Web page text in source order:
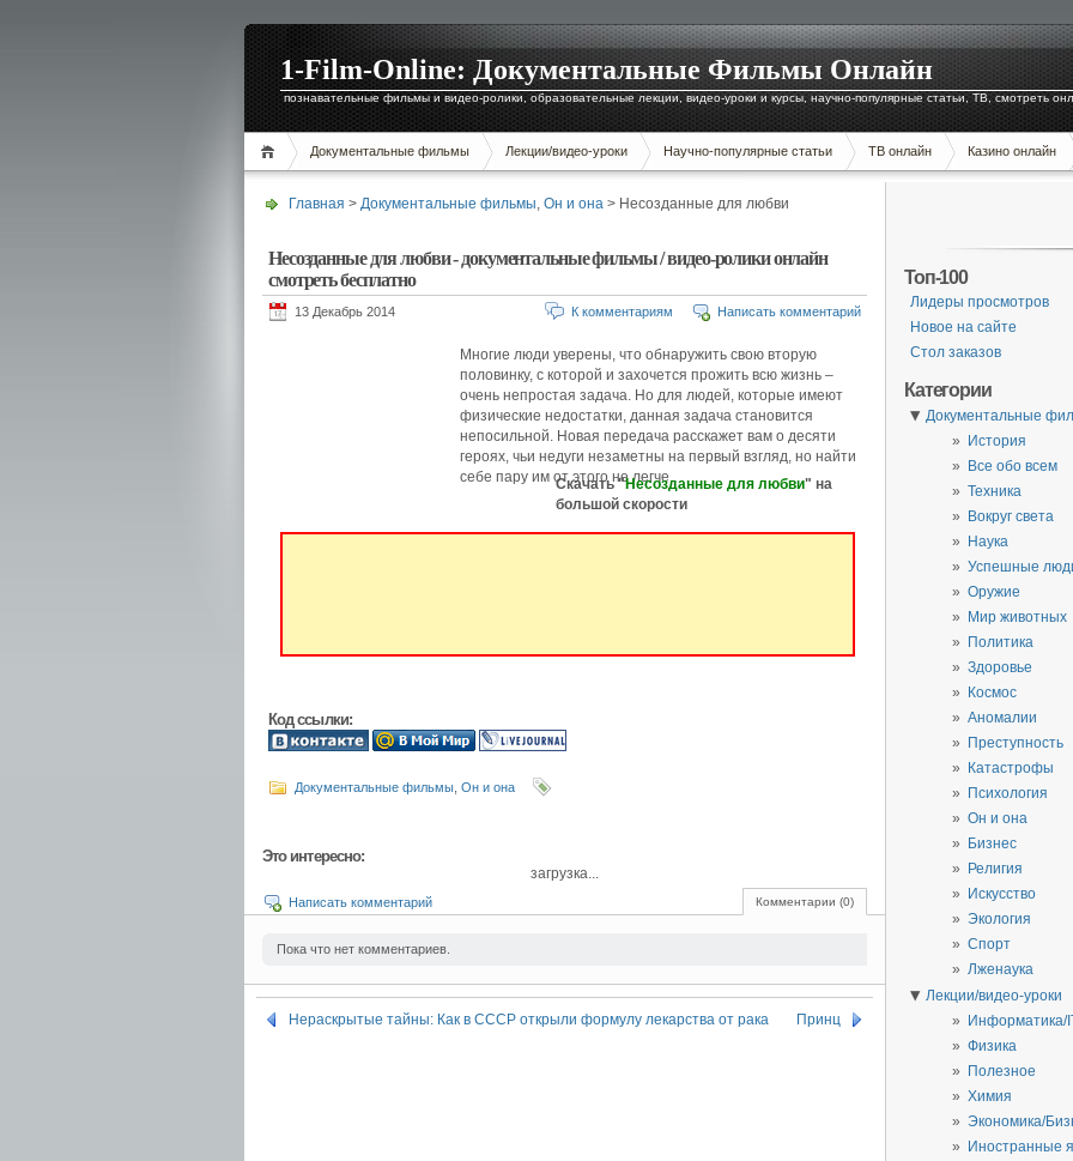
1-Film-Online: Документальные Фильмы Онлайн
познавательные фильмы и видео-ролики, образовательные лекции, видео-уроки и курсы, научно-популярные статьи, ТВ, смотреть
Документальные фильмы Лекции/видео-уроки Научно-популярные статьи ТВ онлайн Казино онлайн
Главная > Документальные фильмы, Он и она > Несозданные для любви
Несозданные для любви - документальные фильмы / видео-ролики онлайн
смотреть бесплатно
13 Декабрь 2014 К комментариям Написать комментарий
Многие люди уверены, что обнаружить свою вторую
половинку, с которой и захочется прожить всю жизнь –
очень непростая задача. Но для людей, которые имеют
физические недостатки, данная задача становится
непосильной. Новая передача расскажет вам о десяти
героях, чьи недуги незаметны на первый взгляд, но найти
себе пару им от этого не легче.
Скачать "Несозданные для любви" на
большой скорости
Код ссылки:
Документальные фильмы Он и она
Это интересно:
загрузка...
Комментарии (0)
Написать комментарий
Пока что нет комментариев.
Нераскрытые тайны: Как в СССР открыли формулу лекарства от рака Принц
Топ-100
Лидеры просмотров
Новое на сайте
Стол заказов
Категории
▼ Документальные
История
Все обо всем
Техника
Вокруг света
Наука
Успешные
Оружие
Мир животных
Политика
Здоровье
Космос
Аномалии
Преступность
Катастрофы
Психология
Он и она
Бизнес
Религия
Искусство
Экология
Спорт
Лженаука
▼ Лекции/видео-уроки
Информатика/
Физика
Полезное
Химия
Экономика/
Иностранные